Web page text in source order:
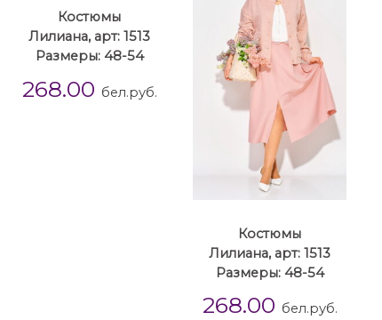
Костюмы
Лилиана, арт: 1513
Размеры: 48-54
268.00 бел.руб.
Костюмы
Лилиана, арт: 1513
Размеры: 48-54
268.00 бел.руб.